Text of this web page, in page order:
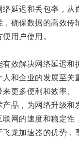
迟和丢包率，从
确保数据的高效传
用户使用。
效解决网络延迟和
和企业的发展至关
更多便利和效率。
，为网络升级和
的速度和稳定性
加速器的优势，